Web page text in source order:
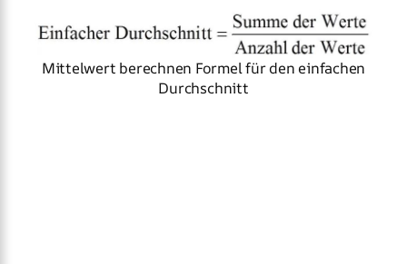
Mittelwert berechnen Formel für den einfachen
Durchschnitt